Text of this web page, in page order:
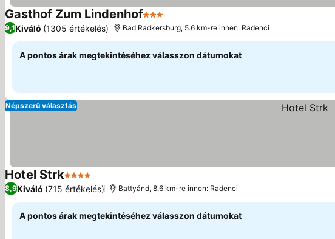
Gasthof Zum Lindenhof3 Kategória
9,1Kiváló (1305 értékelés) Bad Radkersburg, 5.6 km-re innen: Radenci
A pontos árak megtekintéséhez válasszon dátumokat
Népszerű választás
Hotel Strk4 KategóriaÁrak megjelenítése
8,9Kiváló (715 értékelés) Battyánd, 8.6 km-re innen: Radenci
A pontos árak megtekintéséhez válasszon dátumokat